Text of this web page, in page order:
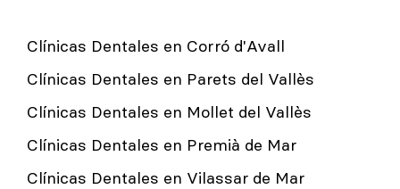
Clínicas Dentales en Corró d'Avall
Clínicas Dentales en Parets del Vallès
Clínicas Dentales en Mollet del Vallès
Clínicas Dentales en Premià de Mar
Clínicas Dentales en Vilassar de Mar